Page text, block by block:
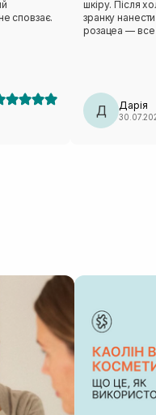
сповзає.
шкіру. Після холодильника взагалі дуже приємно
зранку
розацеа — все чудово.
вдруге не
Д Дарія